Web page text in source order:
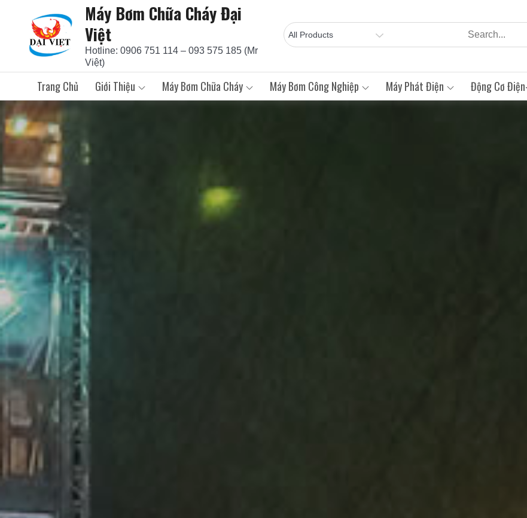
content
Máy Bơm Chữa Cháy Đại
Việt
Hotline: 0906 751 114 – 093 575 185 (Mr
Việt)
Trang Chủ Giới Thiệu Máy Bơm Chữa Cháy Máy Bơm Công Nghiệp Máy Phát Điện Động Cơ